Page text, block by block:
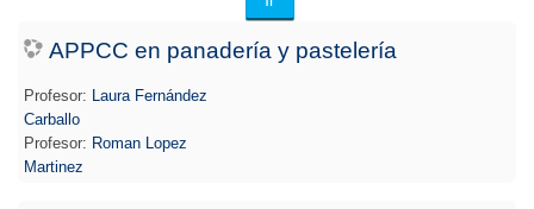
APPCC en panadería y pastelería
Profesor:
Laura Fernández
Carballo
Profesor: Roman Lopez
Martinez